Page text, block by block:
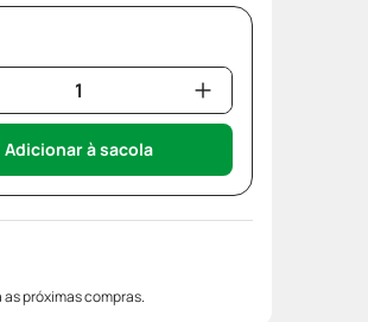
Adicionar à sacola
próximas compras.